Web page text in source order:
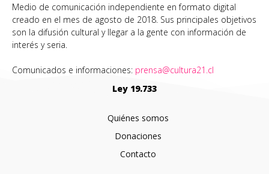
Medio de comunicación independiente en formato digital
creado en el mes de agosto de 2018. Sus principales objetivos
son la difusión cultural y llegar a la gente con información de
interés y seria.
Comunicados e informaciones: prensa@cultura21.cl
Ley 19.733
Quiénes somos
Donaciones
Contacto